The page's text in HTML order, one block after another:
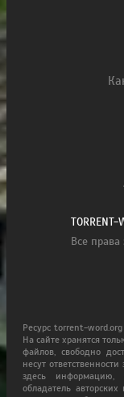
Все
Ресурс torrent-
На сайте хранятся
файлов, свободно
несут
здесь
обладатель